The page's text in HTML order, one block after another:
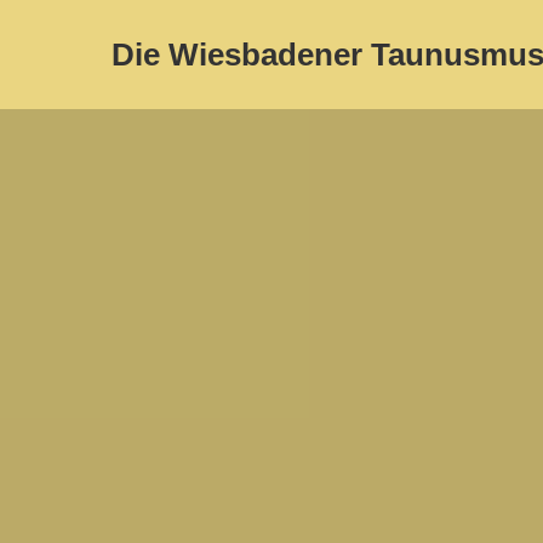
Die Wiesbadener